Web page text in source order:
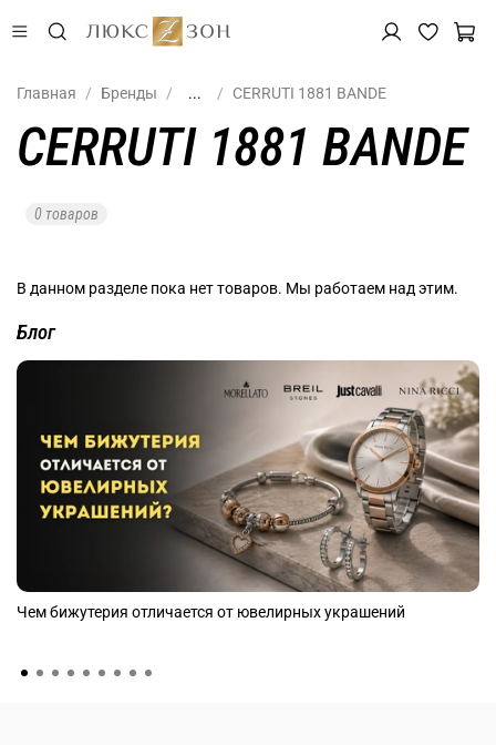
Главная Бренды ... CERRUTI 1881 BANDE
CERRUTI 1881 BANDE
0 товаров
В данном разделе пока нет товаров. Мы работаем над этим.
Блог
Чем бижутерия отличается от ювелирных украшений